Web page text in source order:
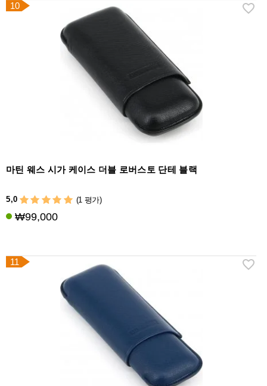
10
마틴 웨스 시가 케이스 더블 로버스토 단테 블랙
5,0 (1 평가)
₩99,000
11